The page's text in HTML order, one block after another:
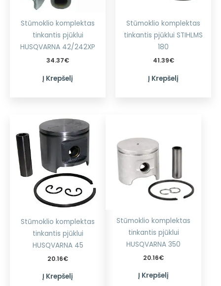
Stūmoklio komplektas
tinkantis pjūklui
HUSQVARNA 42/242XP
34.37€
Į Krepšelį
Stūmoklio komplektas
tinkantis pjūklui STIHLMS
180
41.39€
Į Krepšelį
Stūmoklio komplektas
tinkantis pjūklui
HUSQVARNA 45
20.16€
Į Krepšelį
Stūmoklio komplektas
tinkantis pjūklui
HUSQVARNA 350
20.16€
Į Krepšelį